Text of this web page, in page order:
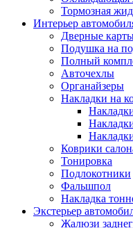
Тормозная
Интерьер
Дверные
Подушка на
Полный
Авточехлы
Органайзеры
Накладки на
Коврики
Тонировка
Подлокотники
Фальшпол
Накладка
Экстерьер
Жалюзи